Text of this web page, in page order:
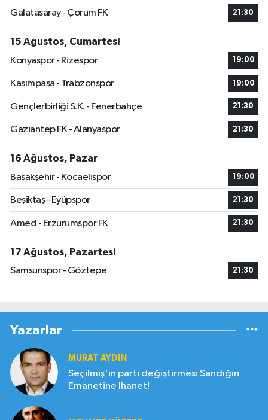
Galatasaray - Çorum FK
21:30
15 Ağustos, Cumartesi
Konyaspor - Rizespor
19:00
Kasımpaşa - Trabzonspor 19:00
Gençlerbirliği S.K. - Fenerbahçe 21:30
Gaziantep FK - Alanyaspor 21:30
16 Ağustos, Pazar
Başakşehir - Kocaelispor
19:00
Beşiktaş - Eyüpspor 21:30
Amed - Erzurumspor FK 21:30
17 Ağustos, Pazartesi
Samsunspor - Göztepe
21:30
Yazarlar
MURAT AYDIN
Seçilmiş'in parti değiştirmesi Sandığın
Emanetine İhanet!